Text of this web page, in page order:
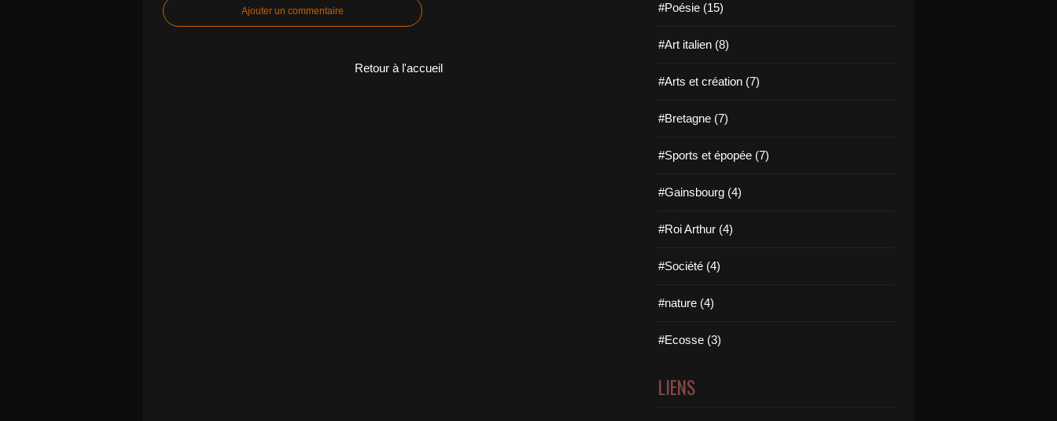
Ajouter un commentaire
Retour à l'accueil
#Poésie (15)
#Art italien (8)
#Arts et création (7)
#Bretagne (7)
#Sports et épopée (7)
#Gainsbourg (4)
#Roi Arthur (4)
#Société (4)
#nature (4)
#Ecosse (3)
LIENS